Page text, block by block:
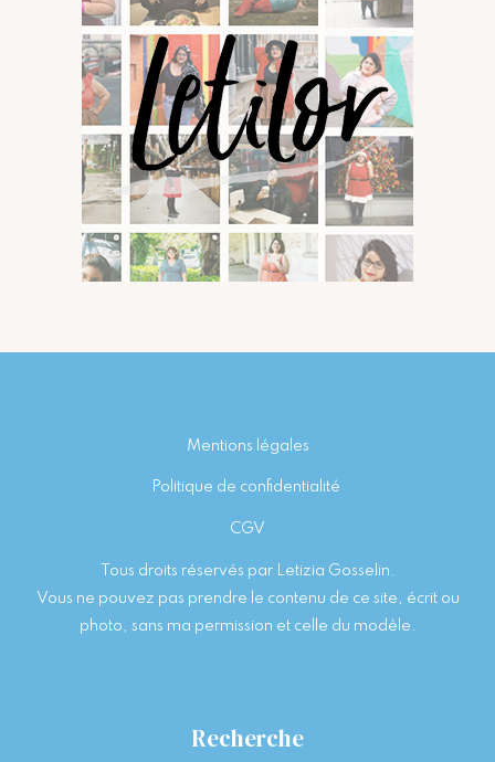
Mentions légales
Politique de confidentialité
CGV
Tous droits réservés par Letizia Gosselin.
Vous ne pouvez pas prendre le contenu de ce site, écrit ou
photo, sans ma permission et celle du modèle.
Recherche